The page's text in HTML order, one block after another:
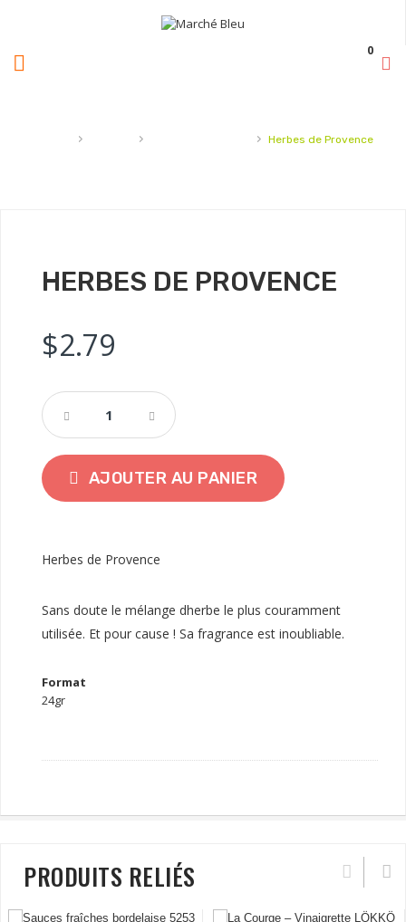
0
› › › Herbes de Provence
HERBES DE PROVENCE
$2.79
AJOUTER AU PANIER
Herbes de Provence
Sans doute le mélange dherbe le plus couramment
utilisée. Et pour cause ! Sa fragrance est inoubliable.
Format
24gr
PRODUITS RELIÉS